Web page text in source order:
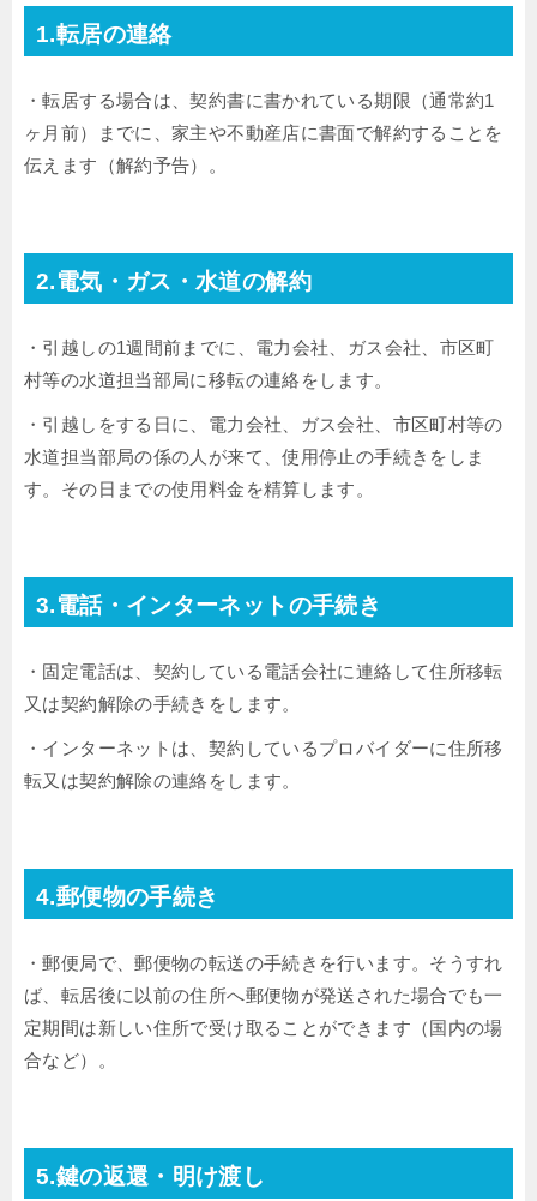
1.転居の連絡
・転居する場合は、契約書に書かれている期限（通常約1
ヶ月前）までに、家主や不動産店に書面で解約することを
伝えます（解約予告）。
2.電気・ガス・水道の解約
・引越しの1週間前までに、電力会社、ガス会社、市区町
村等の水道担当部局に移転の連絡をします。
・引越しをする日に、電力会社、ガス会社、市区町村等の
水道担当部局の係の人が来て、使用停止の手続きをしま
す。その日までの使用料金を精算します。
3.電話・インターネットの手続き
・固定電話は、契約している電話会社に連絡して住所移転
又は契約解除の手続きをします。
・インターネットは、契約しているプロバイダーに住所移
転又は契約解除の連絡をします。
4.郵便物の手続き
・郵便局で、郵便物の転送の手続きを行います。そうすれ
ば、転居後に以前の住所へ郵便物が発送された場合でも一
定期間は新しい住所で受け取ることができます（国内の場
合など）。
5.鍵の返還・明け渡し